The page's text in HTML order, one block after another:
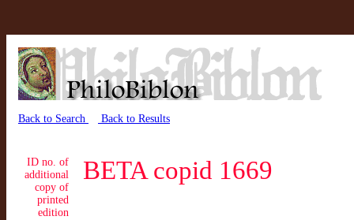
Back to Search Back to Results
ID no. of
additional
copy of
printed
edition
BETA copid 1669